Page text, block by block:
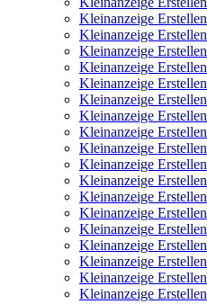
Kleinanzeige Erstellen
Kleinanzeige Erstellen
Kleinanzeige Erstellen
Kleinanzeige Erstellen
Kleinanzeige Erstellen
Kleinanzeige Erstellen
Kleinanzeige Erstellen
Kleinanzeige Erstellen
Kleinanzeige Erstellen
Kleinanzeige Erstellen
Kleinanzeige Erstellen
Kleinanzeige Erstellen
Kleinanzeige Erstellen
Kleinanzeige Erstellen
Kleinanzeige Erstellen
Kleinanzeige Erstellen
Kleinanzeige Erstellen
Kleinanzeige Erstellen